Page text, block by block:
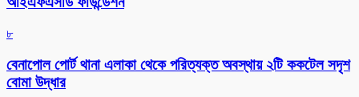
৮
বেনাপোল পোর্ট থানা এলাকা থেকে পরিত্যক্ত অবস্থায় ২টি ককটেল সদৃশ
বোমা উদ্ধার